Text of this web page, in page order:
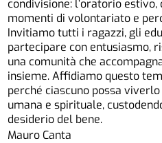
condivisione: l’oratorio
momenti di volontariato e
Invitiamo tutti i ragazzi, gli
partecipare con entusiasmo,
una comunità che
insieme. Affidiamo questo
perché ciascuno possa
umana e spirituale,
desiderio del bene.
Mauro Canta